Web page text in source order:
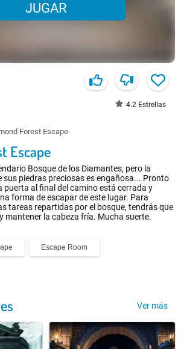
JUGAR
4.2 Estrellas
Forest Escape
Escape
Bosque de los Diamantes, pero la
sus piedras preciosas es engañosa... Pronto
puerta al final del camino está cerrada y
forma de escapar de este lugar. Para
tareas repartidas por el bosque, tendrás que
mantener la cabeza fría. Mucha suerte.
Escape Room
Ver más